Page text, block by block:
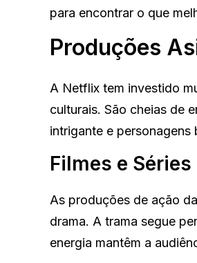
para encontrar o que
Produções
A Netflix tem investido
culturais. São cheias de
intrigante e personagens
Filmes e
As produções de ação
drama. A trama segue
energia mantêm a